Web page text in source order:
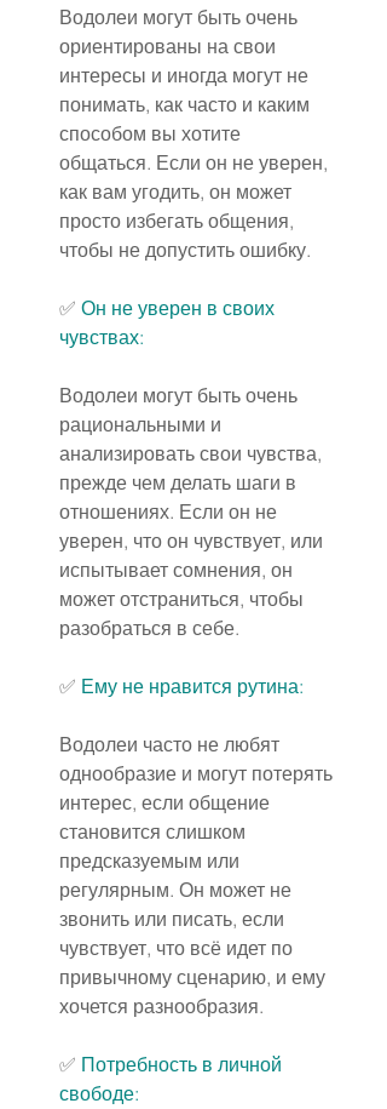
Водолеи могут быть очень
ориентированы на свои
интересы и иногда могут не
понимать, как часто и каким
способом вы хотите
общаться. Если он не уверен,
как вам угодить, он может
просто избегать общения,
чтобы не допустить ошибку.
✅ Он не уверен в своих
чувствах:
Водолеи могут быть очень
рациональными и
анализировать свои чувства,
прежде чем делать шаги в
отношениях. Если он не
уверен, что он чувствует, или
испытывает сомнения, он
может отстраниться, чтобы
разобраться в себе.
✅ Ему не нравится рутина:
Водолеи часто не любят
однообразие и могут потерять
интерес, если общение
становится слишком
предсказуемым или
регулярным. Он может не
звонить или писать, если
чувствует, что всё идет по
привычному сценарию, и ему
хочется разнообразия.
✅ Потребность в личной
свободе: